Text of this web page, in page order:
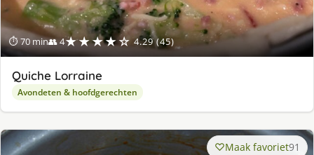
⏱ 70 min👥 4★★★★☆ 4.29 (45)
Quiche Lorraine
Avondeten & hoofdgerechten
Maak favoriet91